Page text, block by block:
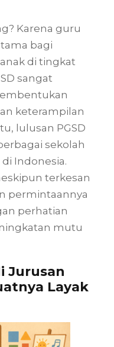
Karena guru
bagi
di tingkat
sangat
keterampilan
lulusan PGSD
sekolah
Indonesia.
terkesan
permintaannya
perhatian
mutu
Jurusan
Layak